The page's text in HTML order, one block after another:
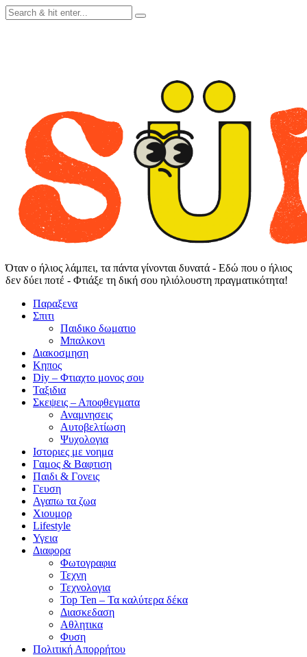
Skip
to
Όταν ο ήλιος λάμπει, τα πάντα γίνονται δυνατά - Εδώ που ο ήλιος
δεν δύει ποτέ - Φτιάξε τη δική σου ηλιόλουστη πραγματικότητα!
Παραξενα
Σπιτι
Παιδικο δωματιο
Μπαλκονι
Διακοσμηση
Κηπος
Diy – Φτιαχτο μονος σου
Ταξιδια
Σκεψεις – Αποφθεγματα
Αναμνησεις
Αυτοβελτίωση
Ψυχολογια
Ιστοριες με νοημα
Γαμος & Βαφτιση
Παιδι & Γονεις
Γευση
Αγαπω τα ζωα
Xιουμορ
Lifestyle
Υγεια
Διαφορα
Φωτογραφια
Τεχνη
Τεχνολογια
Top Ten – Τα καλύτερα δέκα
Διασκεδαση
Αθλητικα
Φυση
Πολιτική Απορρήτου